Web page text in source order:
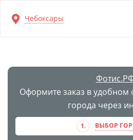
Перейти
к
Чебоксары
Оформите заказ в удобном
города через
1. ВЫБОР